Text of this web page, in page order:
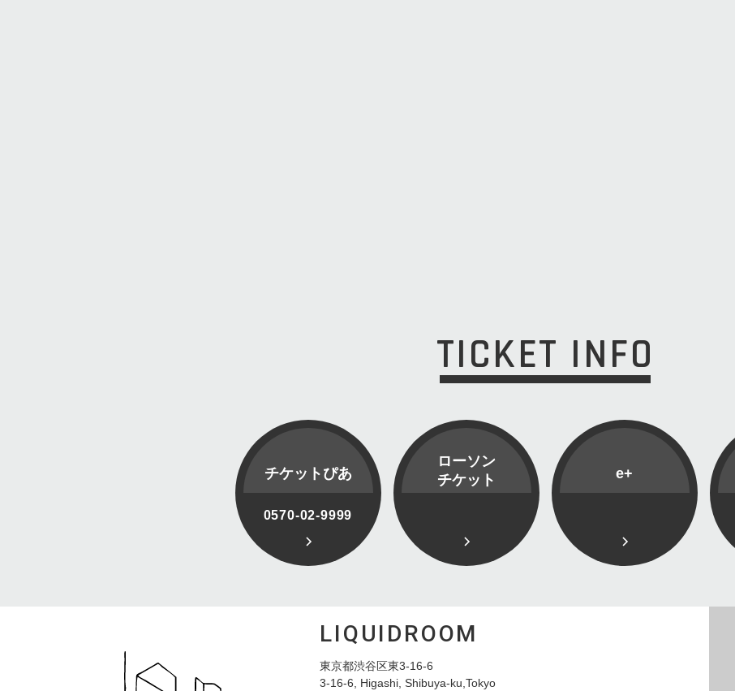
TICKET INFO
チケットぴあ
0570-02-9999
ローソン
チケット
e+
LIQUIDROOM
東京都渋谷区東3-16-6
3-16-6, Higashi, Shibuya-ku,Tokyo